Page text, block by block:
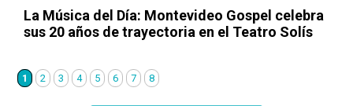
La Música del Día: Montevideo Gospel celebra
sus 20 años de trayectoria en el Teatro Solís
1 2 3 4 5 6 7 8